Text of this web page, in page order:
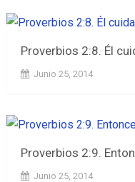
Proverbios 2:8. Él
Junio 25, 2014
Proverbios 2:9.
Junio 25, 2014